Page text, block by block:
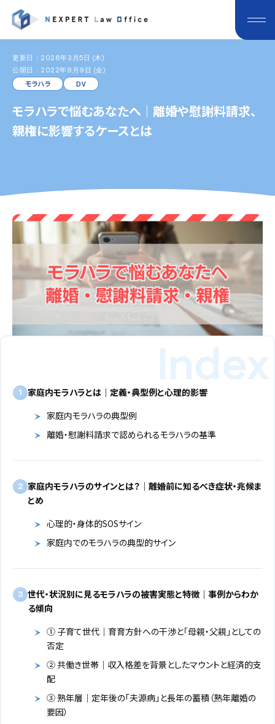
更新日：2026年3月5日 (木)
公開日：2022年9月9日 (金)
モラハラ
DV
モラハラで悩むあなたへ｜離婚や慰謝料請求、
親権に影響するケースとは
1 家庭内モラハラとは｜定義・典型例と心理的影響
家庭内モラハラの典型例
離婚・慰謝料請求で認められるモラハラの基準
2 家庭内モラハラのサインとは？｜離婚前に知るべき症状・兆候ま
とめ
心理的・身体的SOSサイン
家庭内でのモラハラの典型的サイン
3 世代・状況別に見るモラハラの被害実態と特徴｜事例からわか
る傾向
① 子育て世代｜育育方針への干渉と「母親・父親」としての
否定
② 共働き世帯｜収入格差を背景としたマウントと経済的支
配
③ 熟年層｜定年後の「夫源病」と長年の蓄積（熟年離婚の
要因）